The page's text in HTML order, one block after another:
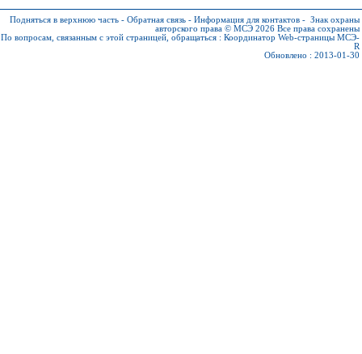
Подняться в верхнюю часть - Обратная связь - Информация для контактов - Знак охраны
авторского права © МСЭ 2026 Все права сохранены
По вопросам, связанным с этой страницей, обращаться : Координатор Web-страницы МСЭ-
R
Обновлено : 2013-01-30